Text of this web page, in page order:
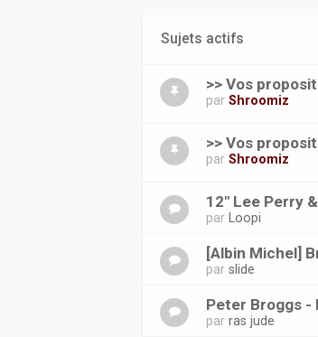
Sujets actifs
>> Vos
parShroomiz
>> Vos
parShroomiz
12" Lee Perry
par Loopi
[Albin Michel]
parslide
Peter Broggs -
parras jude